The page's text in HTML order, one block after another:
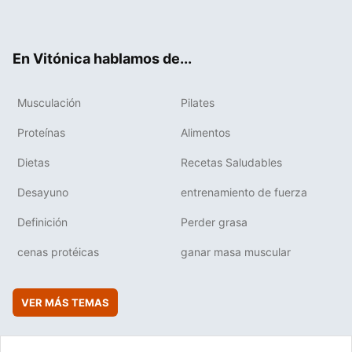
En Vitónica hablamos de...
Musculación Pilates
Proteínas Alimentos
Dietas Recetas Saludables
Desayuno entrenamiento de fuerza
Definición Perder grasa
cenas protéicas ganar masa muscular
VER MÁS TEMAS